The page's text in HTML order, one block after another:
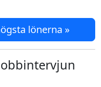
lönerna »